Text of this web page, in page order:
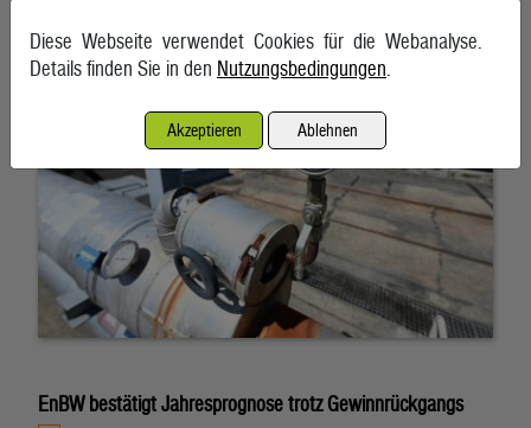
EnBW bestätigt Jahresprognose trotz Gewinnrückgangs
Diese Webseite verwendet Cookies für die Webanalyse.
Details finden Sie in den Nutzungsbedingungen
Akzeptieren Ablehnen